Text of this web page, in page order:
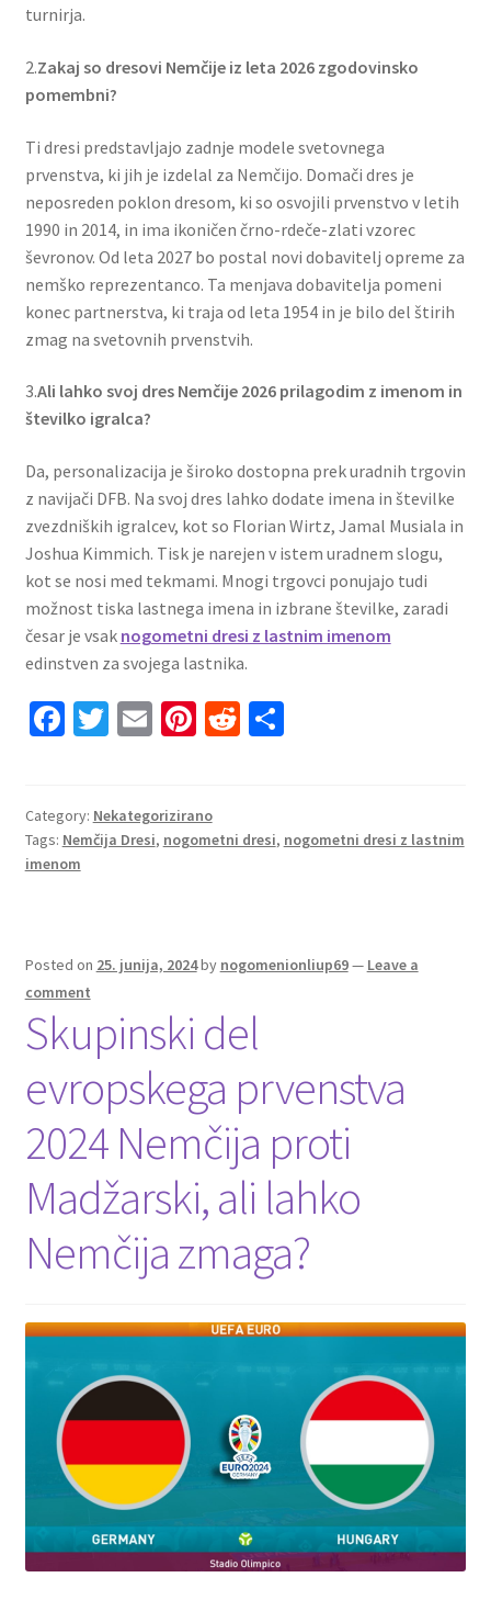
turnirja.
2.Zakaj so dresovi Nemčije iz leta 2026 zgodovinsko
pomembni?
Ti dresi predstavljajo zadnje modele svetovnega
prvenstva, ki jih je izdelal za Nemčijo. Domači dres je
neposreden poklon dresom, ki so osvojili prvenstvo v letih
1990 in 2014, in ima ikoničen črno-rdeče-zlati vzorec
ševronov. Od leta 2027 bo postal novi dobavitelj opreme za
nemško reprezentanco. Ta menjava dobavitelja pomeni
konec partnerstva, ki traja od leta 1954 in je bilo del štirih
zmag na svetovnih prvenstvih.
3.Ali lahko svoj dres Nemčije 2026 prilagodim z imenom in
številko igralca?
Da, personalizacija je široko dostopna prek uradnih trgovin
z navijači DFB. Na svoj dres lahko dodate imena in številke
zvezdniških igralcev, kot so Florian Wirtz, Jamal Musiala in
Joshua Kimmich. Tisk je narejen v istem uradnem slogu,
kot se nosi med tekmami. Mnogi trgovci ponujajo tudi
možnost tiska lastnega imena in izbrane številke, zaradi
česar je vsak nogometni dresi z lastnim imenom
edinstven za svojega lastnika.
Fa
o
o
T
er
E
l
Pi
es
t
R
di
t
S
Category: Nekategorizirano
Tags: Nemčija Dresi, nogometni dresi, nogometni dresi z lastnim
imenom
Posted on 25. junija, 2024by nogomenionliup69— Leave a
comment
Skupinski del
evropskega prvenstva
2024 Nemčija proti
Madžarski, ali lahko
Nemčija zmaga?